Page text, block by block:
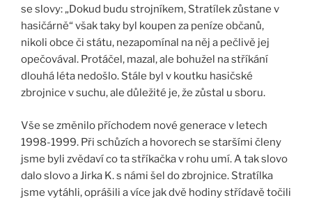
se slovy: „Dokud budu strojníkem, Stratílek zůstane v
hasičárně“ však taky byl koupen za peníze občanů,
nikoli obce či státu, nezapomínal na něj a pečlivě jej
opečovával. Protáčel, mazal, ale bohužel na stříkání
dlouhá léta nedošlo. Stále byl v koutku hasičské
zbrojnice v suchu, ale důležité je, že zůstal u sboru.
Vše se změnilo příchodem nové generace v letech
1998-1999. Při schůzích a hovorech se staršími členy
jsme byli zvědaví co ta stříkačka v rohu umí. A tak slovo
dalo slovo a Jirka K. s námi šel do zbrojnice. Stratílka
jsme vytáhli, oprášili a více jak dvě hodiny střídavě točili